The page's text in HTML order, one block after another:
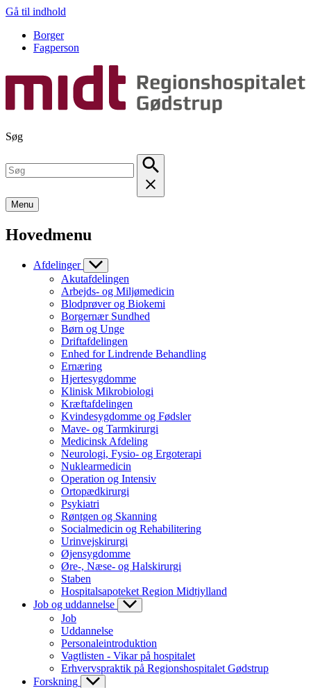
Gå til indhold
Borger
Fagperson
Søg
Menu
Hovedmenu
Afdelinger
Akutafdelingen
Arbejds- og Miljømedicin
Blodprøver og Biokemi
Borgernær Sundhed
Børn og Unge
Driftafdelingen
Enhed for Lindrende Behandling
Ernæring
Hjertesygdomme
Klinisk Mikrobiologi
Kræftafdelingen
Kvindesygdomme og Fødsler
Mave- og Tarmkirurgi
Medicinsk Afdeling
Neurologi, Fysio- og Ergoterapi
Nuklearmedicin
Operation og Intensiv
Ortopædkirurgi
Psykiatri
Røntgen og Skanning
Socialmedicin og Rehabilitering
Urinvejskirurgi
Øjensygdomme
Øre-, Næse- og Halskirurgi
Staben
Hospitalsapoteket Region Midtjylland
Job og uddannelse
Job
Uddannelse
Personaleintroduktion
Vagtlisten - Vikar på hospitalet
Erhvervspraktik på Regionshospitalet Gødstrup
Forskning